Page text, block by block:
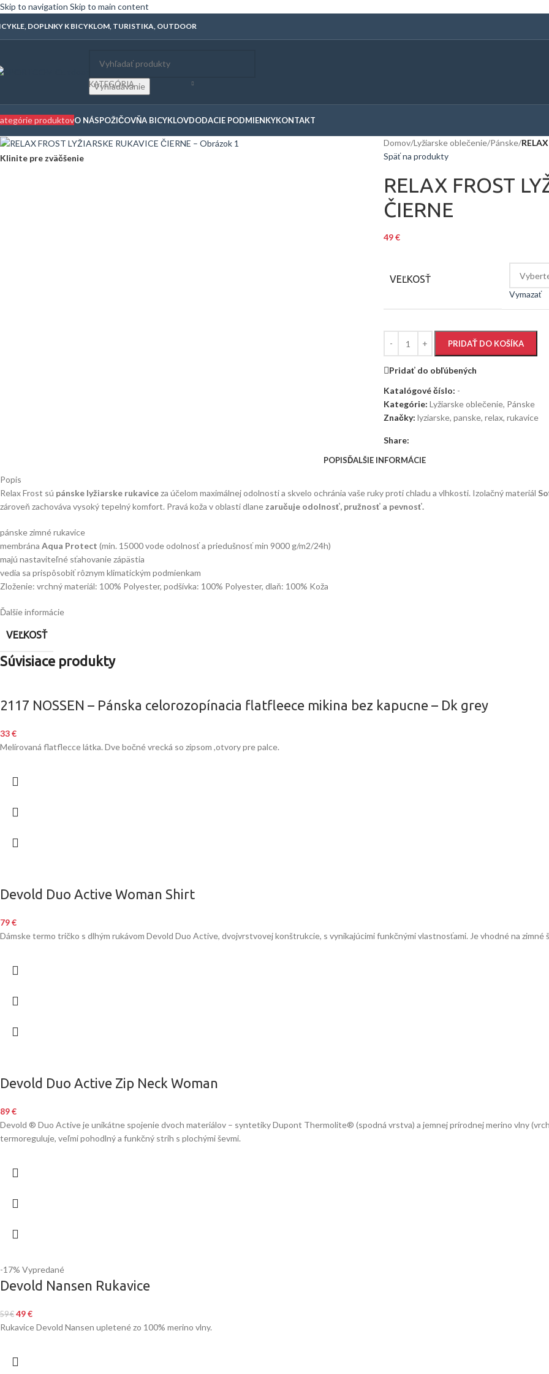
Skip to navigation Skip to main content
DOPLNKY K BICYKLOM, TURISTIKA, OUTDOOR
KATEGÓRIA
Vyhľadávanie
produktovO NÁSPOŽIČOVŇA BICYKLOVDODACIE PODMIENKYKONTAKT
Klinite pre zväčšenie
Domov/Lyžiarske oblečenie/Pánske/
Späť na produkty
RELAX FROST
ČIERNE
49€
VEĽKOSŤ
Vymazať
PRIDAŤ DO KOŠÍKA
Pridať do obľúbených
Katalógové číslo: -
Kategórie: Lyžiarske oblečenie, Pánske
Značky: lyziarske, panske, relax, rukavice
Share:
POPISĎALŠIE INFORMÁCIE
Popis
Relax Frost sú pánske lyžiarske rukaviceza účelom maximálnej odolnosti a skvelo ochránia vaše ruky proti chladu a vlhkosti. Izolačný materiál
zároveň zachováva vysoký tepelný komfort. Pravá koža v oblasti dlane zaručuje odolnosť, pružnosť a pevnosť.
pánske zimné rukavice
membrána Aqua Protect (min. 15000 vode odolnosť a priedušnosť min 9000 g/m2/24h)
majú nastaviteľné sťahovanie zápästia
vedia sa prispôsobiť rôznym klimatickým podmienkam
Zloženie: vrchný materiál: 100% Polyester, podšívka: 100% Polyester, dlaň: 100% Koža
Ďalšie informácie
VEĽKOSŤ
Súvisiace produkty
2117 NOSSEN – Pánska celorozopínacia flatfleece mikina bez kapucne – Dk grey
33€
Melírovaná flatflecce látka. Dve bočné vrecká so zipsom ,otvory pre palce.
Devold Duo Active Woman Shirt
79€
Dámske termo tričko s dlhým rukávom Devold Duo Active, dvojvrstvovej konštrukcie, s vynikajúcimi funkčnými vlastnosťami. Je vhodné na zimné
Devold Duo Active Zip Neck Woman
89€
Devold ® Duo Active je unikátne spojenie dvoch materiálov – syntetiky Dupont Thermolite® (spodná vrstva) a jemnej prírodnej merino vlny
termoreguluje, veľmi pohodlný a funkčný strih s plochými ševmi.
-17% Vypredané
Devold Nansen Rukavice
59€ 49€
Rukavice Devold Nansen upletené zo 100% merino vlny.